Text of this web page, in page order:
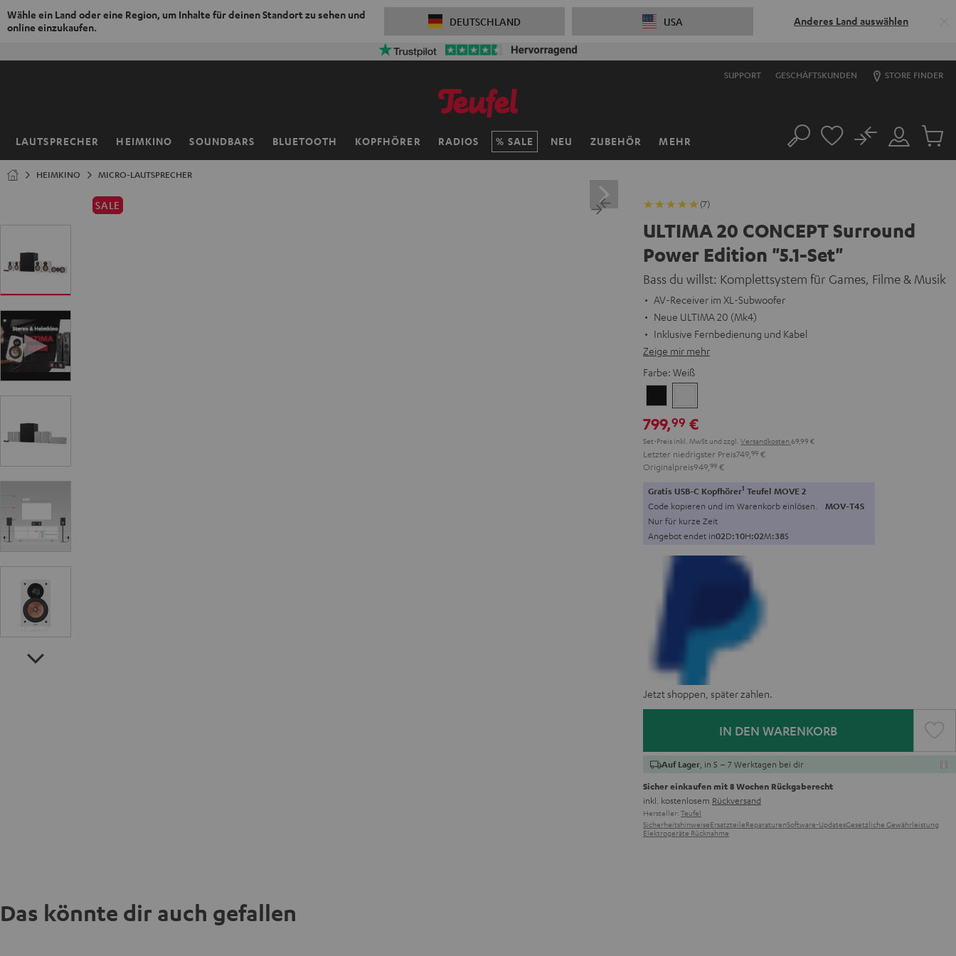
Wähle ein Land oder eine Region, um Inhalte für deinen Standort zu sehen und
online einzukaufen.
DEUTSCHLAND USA Anderes Land auswählen
SUPPORT GESCHÄFTSKUNDEN STORE FINDER
LAUTSPRECHER HEIMKINO SOUNDBARS BLUETOOTH KOPFHÖRER RADIOS SALE NEU ZUBEHÖR MEHR
Startseite Suche
Mein
Konto
No
Artikel
HEIMKINO MICRO-LAUTSPRECHER
SALE (7)
ULTIMA 20 CONCEPT Surround
Power Edition "5.1-Set"
Bass du willst: Komplettsystem für Games, Filme & Musik
AV-Receiver im XL-Subwoofer
Neue ULTIMA 20 (Mk4)
Inklusive Fernbedienung und Kabel
Zeige mir mehr
Farbe: Weiß
799,99 €
Set-Preis inkl. MwSt und zzgl. Versandkosten 69,99 €
Letzter niedrigster Preis749, 99 €
Originalpreis949, 99 €
Gratis USB-C Kopfhörer1 Teufel MOVE 2
Code kopieren und im Warenkorb einlösen. MOV-T4S
Nur für kurze Zeit
Angebot endet in02D:10H:02M:37S
Jetzt shoppen, später zahlen.
IN DEN WARENKORB
Auf Lager , in 5 – 7 Werktagen bei dir
Sicher einkaufen mit 8 Wochen Rückgaberecht
inkl. kostenlosem Rückversand
Hersteller: Teufel
SicherheitshinweiseErsatzteileReparaturenSoftware-UpdatesGesetzliche Gewährleistung
Elektrogeräte Rücknahme
Das könnte dir auch gefallen